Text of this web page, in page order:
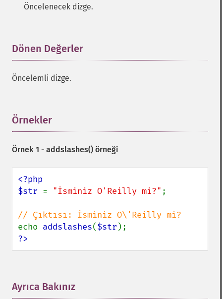
Öncelenecek dizge.
Dönen Değerler
Öncelemli dizge.
Örnekler
Örnek 1 - addslashes() örneği
<?php
$str = "İsminiz O'Reilly mi?" ;
echo addslashes($str
?>
Ayrıca Bakınız